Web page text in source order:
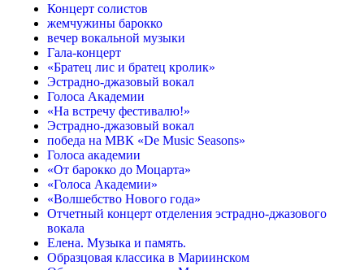
Концерт солистов
жемчужины барокко
вечер вокальной музыки
Гала-концерт
«Братец лис и братец кролик»
Эстрадно-джазовый вокал
Голоса Академии
«На встречу фестивалю!»
Эстрадно-джазовый вокал
победа на МВК «De Music Seasons»
Голоса академии
«От барокко до Моцарта»
«Голоса Академии»
«Волшебство Нового года»
Отчетный концерт отделения эстрадно-джазового
вокала
Елена. Музыка и память.
Образцовая классика в Мариинском